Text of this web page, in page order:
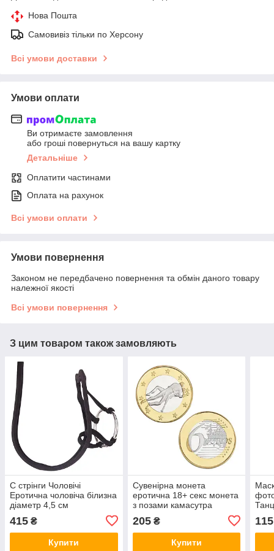
Нова Пошта
Самовивіз тільки по Херсону
Всі умови доставки
Умови оплати
Ви отримаєте замовлення
або гроші повернуться на вашу картку
Детальніше
Оплатити частинами
Оплата на рахунок
Всі умови оплати
Умови повернення
Законом не передбачено повернення та обмін даного товару
належної якості
Всі умови повернення
З цим товаром також замовляють
С стрінги Чоловічі
Еротична чоловіча білизна
діаметр 4,5 см
415 ₴
Купити
Сувенірна монета
еротична 18+ секс монета
з позами камасутра
Подарунок для дорослих
205₴
Купити
115